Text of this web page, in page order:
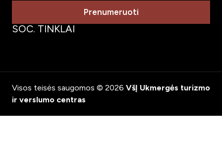
Prenumeruoti
SOC. TINKLAI
Visos teisės saugomos © 2026 VšĮ Ukmergės turizmo
ir verslumo centras